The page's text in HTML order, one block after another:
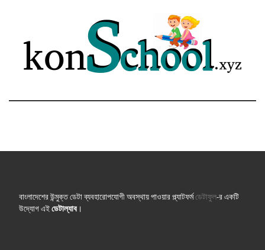
বাংলাদেশের উন্মুক্ত ডেটা ব্যবহারোপযোগী অবস্থায় পাওয়ার প্ল্যাটফর্মডেটাফুল-র একটি
উদ্যোগ এইডেটাল্যাব।